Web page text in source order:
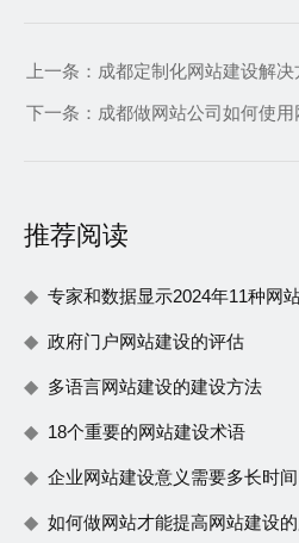
上一条：
下一条： 成都做网站公司如何使
推荐阅读
专家和数据显示2024年11种网
政府门户网站建设的评估
多语言网站建设的建设方法
18个重要的网站建设术语
企业网站建设意义需要多长时间
如何做网站才能提高网站建设